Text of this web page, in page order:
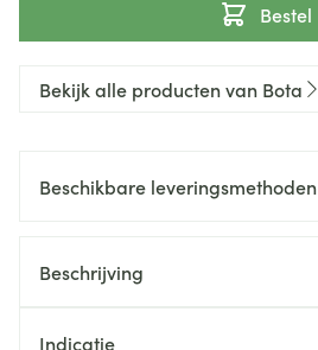
Bestel
Bekijk alle producten van Bota
Beschikbare leveringsmethoden
Beschrijving
Indicatie